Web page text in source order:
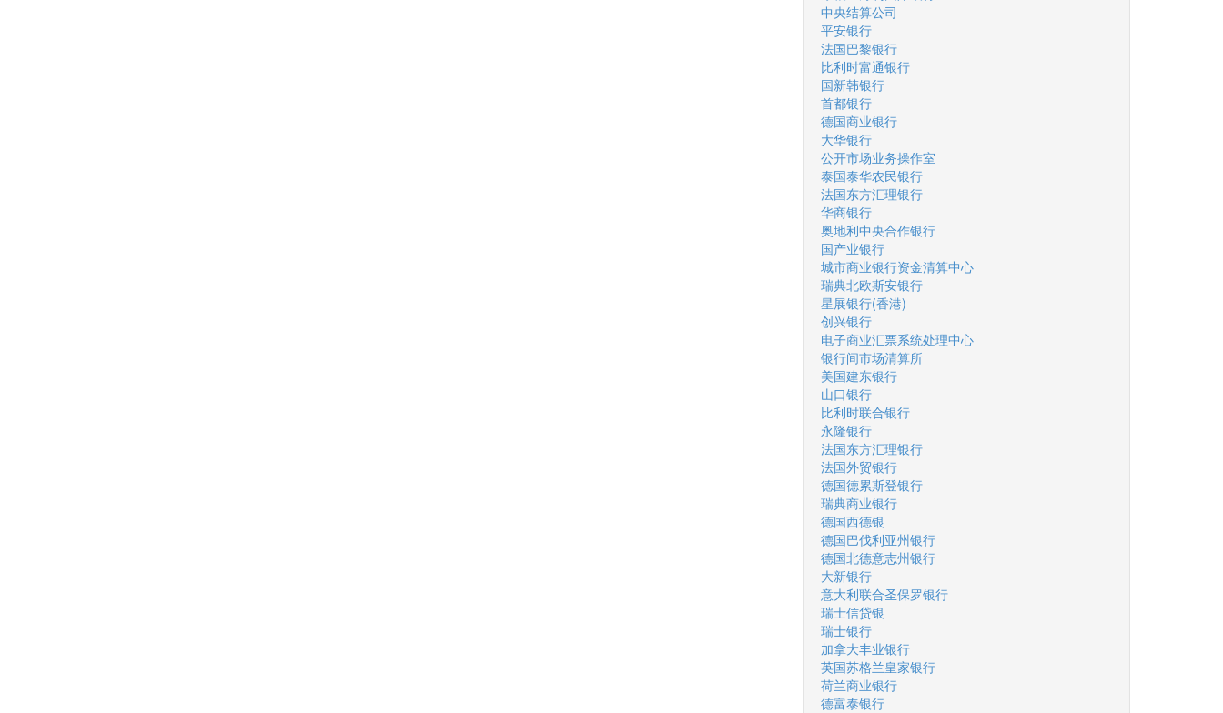
中央结算公司
平安银行
法国巴黎银行
比利时富通银行
国新韩银行
首都银行
德国商业银行
大华银行
公开市场业务操作室
泰国泰华农民银行
法国东方汇理银行
华商银行
奥地利中央合作银行
国产业银行
城市商业银行资金清算中心
瑞典北欧斯安银行
星展银行(香港)
创兴银行
电子商业汇票系统处理中心
银行间市场清算所
美国建东银行
山口银行
比利时联合银行
永隆银行
法国东方汇理银行
法国外贸银行
德国德累斯登银行
瑞典商业银行
德国西德银
德国巴伐利亚州银行
德国北德意志州银行
大新银行
意大利联合圣保罗银行
瑞士信贷银
瑞士银行
加拿大丰业银行
英国苏格兰皇家银行
荷兰商业银行
德富泰银行